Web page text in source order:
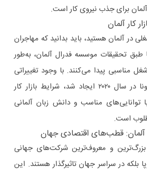
آلمان برای جذب نیروی کار است.
کار آلمان
در آلمان هستید، باید بدانید که مهاجران
طبق تحقیقات موسسه فدرال آلمان، به‌طور
۱۲ ماه شغل مناسبی پیدا می‌کنند. با وجود تغییراتی
که پس از بحران کرونا در سال ۲۰۲۰ ایجاد شد، شرایط بازار کار
توانایی‌های مناسب و دانش زبان آلمانی
قطب‌های اقتصادی جهان
بزرگ‌ترین و معروف‌ترین شرکت‌های جهانی
بلکه در سراسر جهان تاثیرگذار هستند. این